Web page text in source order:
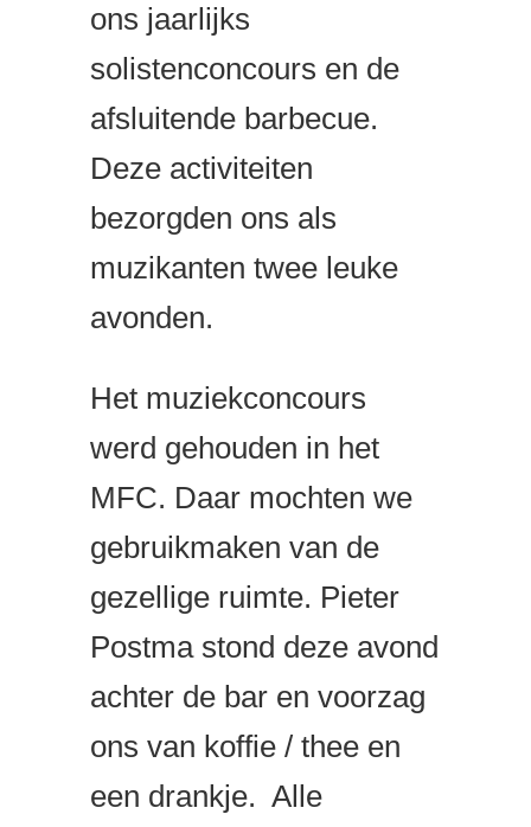
ons jaarlijks
solistenconcours en de
afsluitende barbecue.
Deze activiteiten
bezorgden ons als
muzikanten twee leuke
avonden.
Het muziekconcours
werd gehouden in het
MFC. Daar mochten we
gebruikmaken van de
gezellige ruimte. Pieter
Postma stond deze avond
achter de bar en voorzag
ons van koffie / thee en
een drankje. Alle